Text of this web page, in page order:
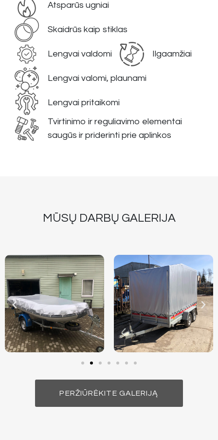
Atsparūs ugniai
Skaidrūs kaip stiklas
Lengvai valdomi Ilgaamžiai
Lengvai valomi, plaunami
Lengvai pritaikomi
Tvirtinimo ir reguliavimo elementai
saugūs ir priderinti prie aplinkos
MŪSŲ DARBŲ GALERIJA
PERŽIŪRĖKITE GALERIJĄ